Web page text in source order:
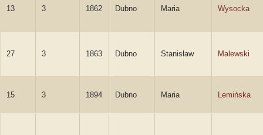
13 3 1862 Dubno Maria Wysocka
27 3 1863 Dubno Stanisław Malewski
15 3 1894 Dubno Maria Lemińska